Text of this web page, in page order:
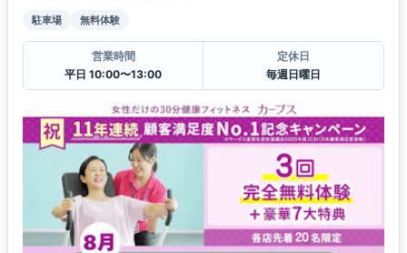
駐車場 無料体験
営業時間
平日 10:00〜13:00
定休日
毎週日曜日